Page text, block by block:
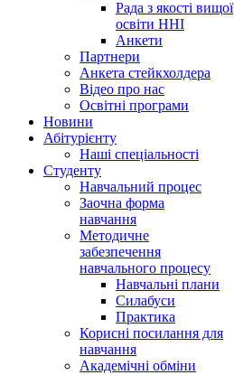
Рада з якості вищої
освіти ННІ
Анкети
Партнери
Анкета стейкхолдера
Відео про нас
Освітні програми
Hовини
Абітурієнту
Наші спеціальності
Студенту
Навчальний процес
Заочна форма
навчання
Методичне
забезпечення
навчального процесу
Навчальні плани
Силабуси
Практика
Корисні посилання для
навчання
Академічні обміни